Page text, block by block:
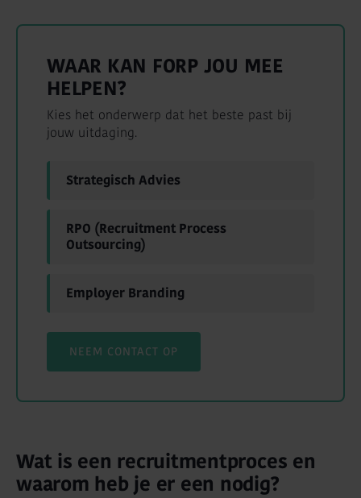
WAAR KAN FORP JOU MEE
HELPEN?
Kies het onderwerp dat het beste past bij
jouw uitdaging.
Strategisch Advies
RPO (Recruitment Process
Outsourcing)
Employer Branding
NEEM CONTACT OP
Wat is een recruitmentproces en
waarom heb je er een nodig?